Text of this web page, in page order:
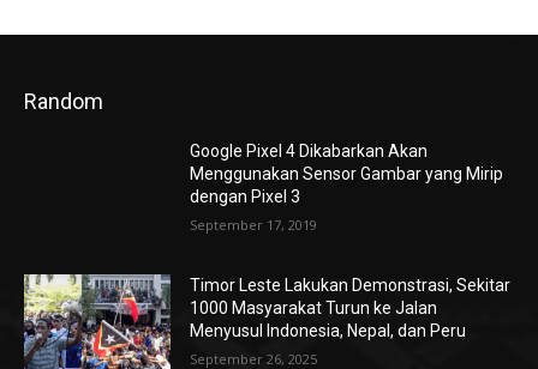
Random
Google Pixel 4 Dikabarkan Akan
Menggunakan Sensor Gambar yang Mirip
dengan Pixel 3
September 17, 2019
Timor Leste Lakukan Demonstrasi, Sekitar
1000 Masyarakat Turun ke Jalan
Menyusul Indonesia, Nepal, dan Peru
September 26, 2025